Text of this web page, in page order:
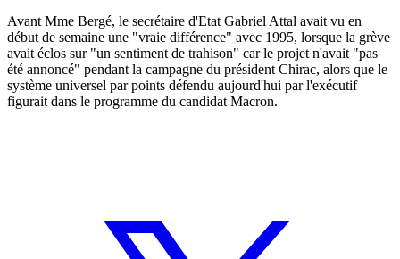
Avant Mme Bergé, le secrétaire d'Etat Gabriel Attal avait vu en
début de semaine une "vraie différence" avec 1995, lorsque la grève
avait éclos sur "un sentiment de trahison" car le projet n'avait "pas
été annoncé" pendant la campagne du président Chirac, alors que le
système universel par points défendu aujourd'hui par l'exécutif
figurait dans le programme du candidat Macron.